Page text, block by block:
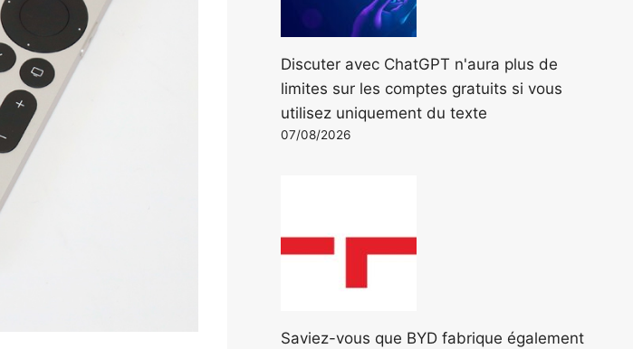
Discuter avec ChatGPT n'aura plus de
limites sur les comptes gratuits si vous
utilisez uniquement du texte
07/08/2026
Saviez-vous que BYD fabrique également